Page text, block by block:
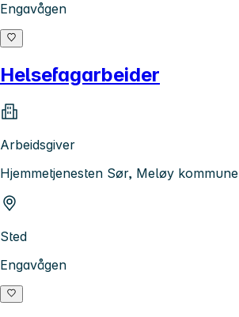
Engavågen
Helsefagarbeider
Arbeidsgiver
Hjemmetjenesten Sør, Meløy kommune
Sted
Engavågen